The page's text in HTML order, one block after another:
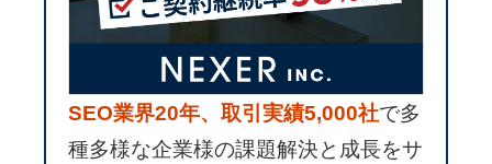
SEO業界20年、取引実績5,000社で多
種多様な企業様の課題解決と成長をサ